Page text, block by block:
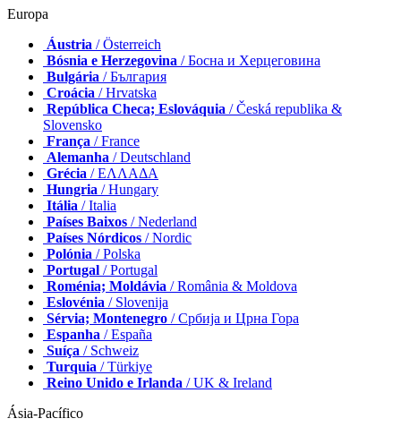
Europa
Áustria / Österreich
Bósnia e Herzegovina / Босна и Херцеговина
Bulgária / България
Croácia / Hrvatska
República Checa; Eslováquia / Česká republika &
Slovensko
França / France
Alemanha / Deutschland
Grécia / ΕΛΛΑΔΑ
Hungria / Hungary
Itália / Italia
Países Baixos / Nederland
Países Nórdicos / Nordic
Polónia / Polska
Portugal / Portugal
Roménia; Moldávia / România & Moldova
Eslovénia / Slovenija
Sérvia; Montenegro / Србија и Црна Гора
Espanha / España
Suíça / Schweiz
Turquia / Türkiye
Reino Unido e Irlanda / UK & Ireland
Ásia-Pacífico